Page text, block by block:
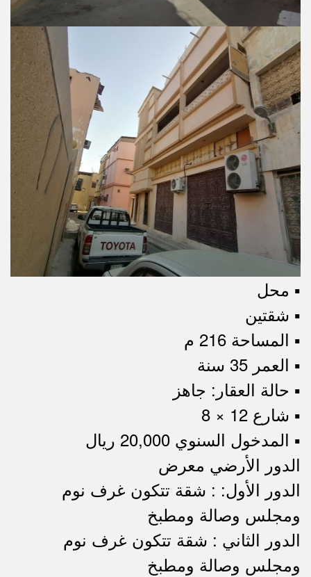
▪︎ محل
▪︎ شقتين
▪︎ المساحة 216 م
▪︎ العمر 35 سنة
▪︎ حالة العقار: جاهز
▪︎ شارع 12 × 8
▪︎ المدخول السنوي 20,000 ريال
الدور الأرضي معرض
الدور الأول: : شقة تتكون غرف نوم
ومجلس وصالة ومطبخ
الدور الثاني : شقة تتكون غرف نوم
ومجلس وصالة ومطبخ